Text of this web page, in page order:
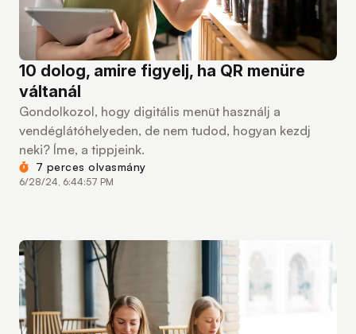
10 dolog, amire figyelj, ha QR menüre
váltanál
Gondolkozol, hogy digitális menüt használj a
vendéglátóhelyeden, de nem tudod, hogyan kezdj
neki? Íme, a tippjeink.
7 perces olvasmány
6/28/24, 6:44:57 PM